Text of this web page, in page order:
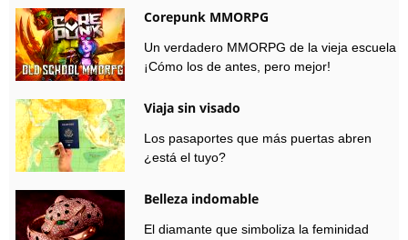
Corepunk MMORPG
Un verdadero MMORPG de la vieja escuela
¡Cómo los de antes, pero mejor!
Viaja sin visado
Los pasaportes que más puertas abren
¿está el tuyo?
Belleza indomable
El diamante que simboliza la feminidad